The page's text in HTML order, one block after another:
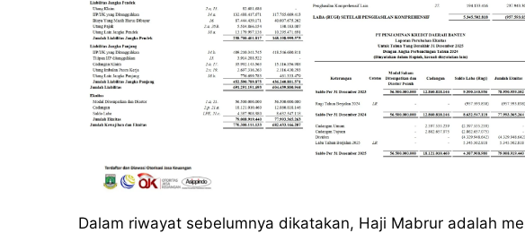
Dalam riwayat sebelumnya dikatakan, Haji Mabrur adalah